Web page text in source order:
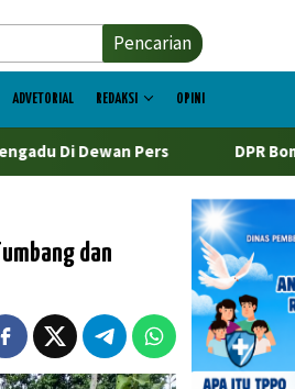
Pencarian
ADVETORIAL REDAKSI OPINI
DPR Bombana Kritisi
dan